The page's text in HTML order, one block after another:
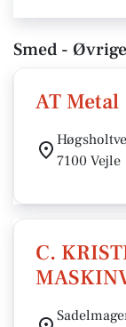
Smed -
AT Metal
7100 Vejle
C.